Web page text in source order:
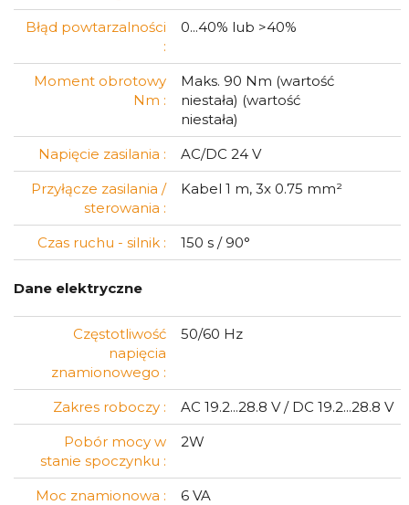
Błąd powtarzalności
:
0...40% lub >40%
Moment obrotowy
Nm :
Maks. 90 Nm (wartość
niestała) (wartość
niestała)
Napięcie zasilania :
AC/DC 24 V
Przyłącze zasilania /
sterowania :
Kabel 1 m, 3x 0.75 mm²
Czas ruchu - silnik : 150 s / 90°
Dane elektryczne
Częstotliwość
napięcia
znamionowego :
50/60 Hz
Zakres roboczy :
AC 19.2...28.8 V / DC 19.2...28.8 V
Pobór mocy w
stanie spoczynku :
2W
Moc znamionowa :
6 VA